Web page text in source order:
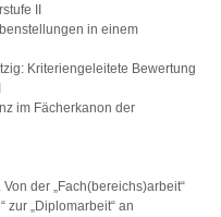
II
in einem
Kriteriengeleitete Bewertung
im Fächerkanon der
der „Fach(bereichs)arbeit“
zur „Diplomarbeit“ an